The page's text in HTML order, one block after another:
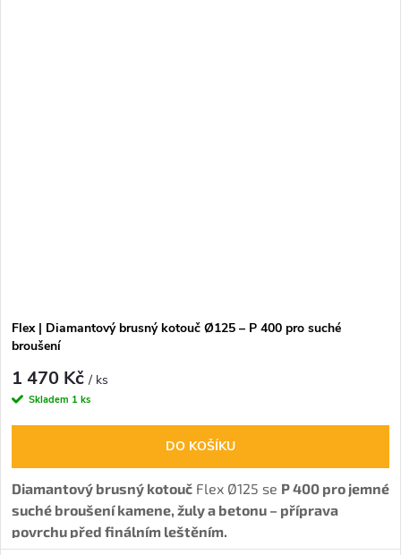
Flex | Diamantový brusný kotouč Ø125 – P 400 pro suché
broušení
1 470 Kč/ ks
Skladem 1 ks
DO KOŠÍKU
Diamantový brusný kotouč Flex Ø125 se P 400 pro jemné
suché broušení kamene, žuly a betonu – příprava
povrchu před finálním leštěním.